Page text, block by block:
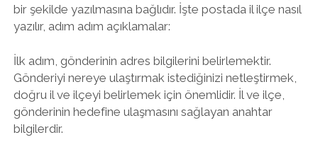
bir şekilde yazılmasına bağlıdır. İşte postada il ilçe nasıl
yazılır, adım adım açıklamalar:
İlk adım, gönderinin adres bilgilerini belirlemektir.
Gönderiyi nereye ulaştırmak istediğinizi netleştirmek,
doğru il ve ilçeyi belirlemek için önemlidir. İl ve ilçe,
gönderinin hedefine ulaşmasını sağlayan anahtar
bilgilerdir.